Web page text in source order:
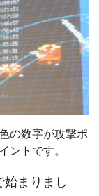
の数字が攻撃ポ
ントです。
まりまし